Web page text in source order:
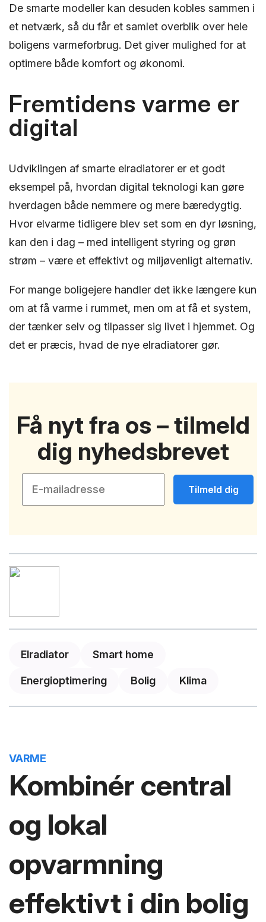
De smarte modeller kan desuden kobles sammen i
et netværk, så du får et samlet overblik over hele
boligens varmeforbrug. Det giver mulighed for at
optimere både komfort og økonomi.
Fremtidens varme er
digital
Udviklingen af smarte elradiatorer er et godt
eksempel på, hvordan digital teknologi kan gøre
hverdagen både nemmere og mere bæredygtig.
Hvor elvarme tidligere blev set som en dyr løsning,
kan den i dag – med intelligent styring og grøn
strøm – være et effektivt og miljøvenligt alternativ.
For mange boligejere handler det ikke længere kun
om at få varme i rummet, men om at få et system,
der tænker selv og tilpasser sig livet i hjemmet. Og
det er præcis, hvad de nye elradiatorer gør.
Elradiator Smart home
Energioptimering Bolig Klima
Få nyt fra os – tilmeld
dig nyhedsbrevet
Tilmeld dig
Kombinér central
og lokal
opvarmning
effektivt i din bolig
VARME